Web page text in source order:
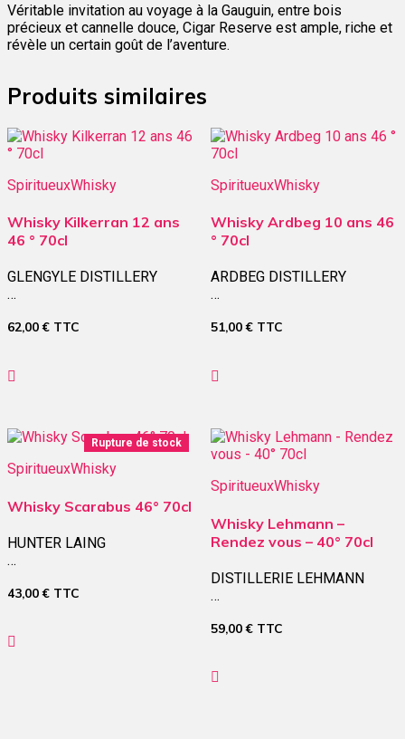
Véritable invitation au voyage à la Gauguin, entre bois
précieux et cannelle douce, Cigar Reserve est ample, riche et
révèle un certain goût de l’aventure.
Produits similaires
SpiritueuxWhisky
Whisky Kilkerran 12 ans
46 ° 70cl
GLENGYLE DISTILLERY
…
62,00€ TTC
SpiritueuxWhisky
Whisky Ardbeg 10 ans 46
° 70cl
ARDBEG DISTILLERY
…
51,00€TTC
Rupture de stock
SpiritueuxWhisky
Whisky Scarabus 46° 70cl
HUNTER LAING
…
43,00€ TTC
SpiritueuxWhisky
Whisky Lehmann –
Rendez vous – 40° 70cl
DISTILLERIE LEHMANN
…
59,00€TTC